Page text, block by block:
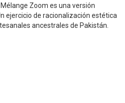
Zoom es una versión
ejercicio de racionalización estética
ancestrales de Pakistán.